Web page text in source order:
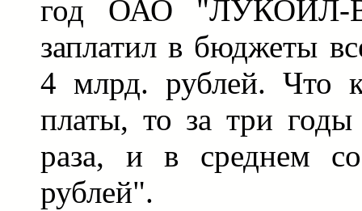
год ОАО "ЛУКОЙЛ-
заплатил в бюджеты
4 млрд. рублей. Что
платы, то за три
раза, и в среднем
рублей".